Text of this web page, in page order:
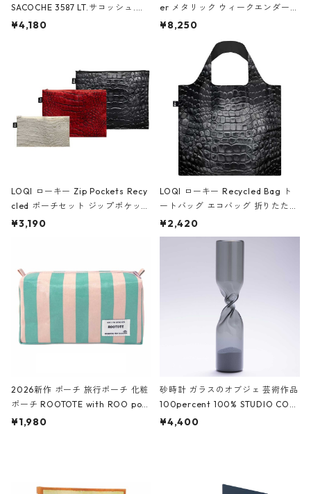
SACOCHE 3587 LT.サコッシュ.ル
ミエ-B ショルダーバッグ グロスピ
¥4,180
er メタリック ウィークエンダー
ボストンバッグ ショルダーバッグ
Black ジャン=ミッシェル・バスキ
ア/クラウン ブラック
¥8,250
LOQI ローキー Zip Pockets Recy
cled ポーチセット ジップポケット
ファスナーポーチ 撥水加工 トラベ
ーガンディー、オフホワイト
¥3,190
LOQI ローキー Recycled Bag ト
ートバッグ エコバッグ 折りたたみ
大きめ 撥水加工 収納ポーチ CRO
CODILE/Black クロコダイル/ブラ
¥2,420
2026新作 ポーチ 旅行ポーチ 化粧
ポーチ ROOTOTE with ROO pou
ch 3532 ルートート WR.ポーチ.ラ
¥1,980
砂時計 ガラスのオブジェ 芸術作品
100percent 100% STUDIO COH
AKU Timeless 100パーセント ス
¥4,400